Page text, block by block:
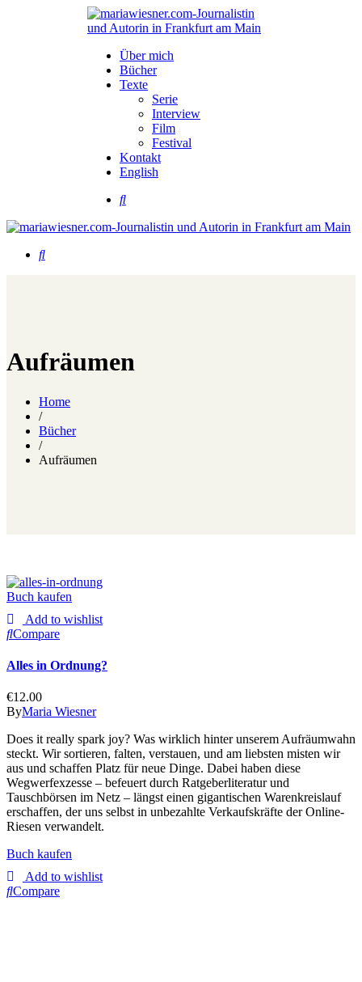
Über mich
Bücher
Texte
Serie
Interview
Film
Festival
Kontakt
English
Aufräumen
Home
/
Bücher
/
Aufräumen
Buch kaufen
Add to wishlist
Compare
Alles in Ordnung?
€12.00
ByMaria Wiesner
Does it really spark joy? Was wirklich hinter unserem Aufräumwahn
steckt. Wir sortieren, falten, verstauen, und am liebsten misten wir
aus und schaffen Platz für neue Dinge. Dabei haben diese
Wegwerfexzesse – befeuert durch Ratgeberliteratur und
Tauschbörsen im Netz – längst einen gigantischen Warenkreislauf
erschaffen, der uns selbst in unbezahlte Verkaufskräfte der Online-
Riesen verwandelt.
Buch kaufen
Add to wishlist
Compare